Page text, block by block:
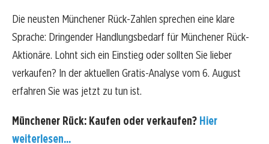
Die neusten Münchener Rück-Zahlen sprechen eine klare
Sprache: Dringender Handlungsbedarf für Münchener Rück-
Aktionäre. Lohnt sich ein Einstieg oder sollten Sie lieber
verkaufen? In der aktuellen Gratis-Analyse vom 6. August
erfahren Sie was jetzt zu tun ist.
Münchener Rück: Kaufen oder verkaufen? Hier
weiterlesen...